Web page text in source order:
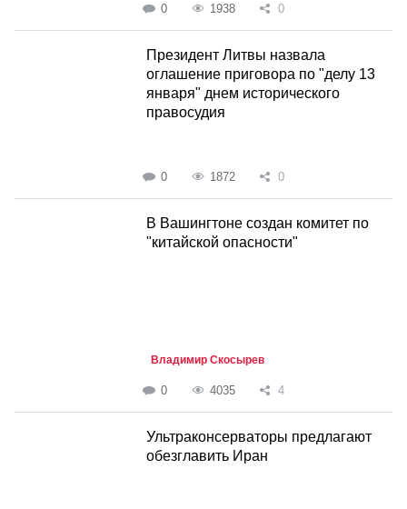
0 1938 0
Президент Литвы назвала
оглашение приговора по "делу 13
января" днем исторического
правосудия
0 1872 0
В Вашингтоне создан комитет по
"китайской опасности"
Владимир Скосырев
0 4035 4
Ультраконсерваторы предлагают
обезглавить Иран